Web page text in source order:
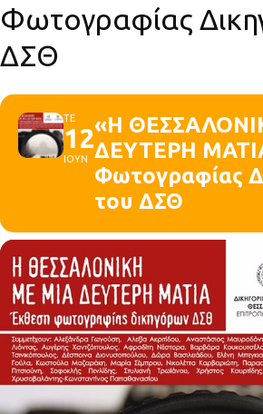
Φωτογραφίας
ΔΣΘ
ΤΕ
12
ΙΟΥΝ
«Η
ΔΕΥΤΕΡΗ
Φωτογραφίας
του ΔΣΘ